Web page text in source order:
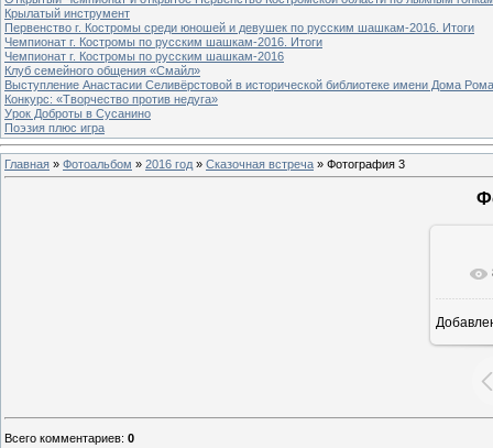
Крылатый инструмент
Первенство г. Костромы среди юношей и девушек по русским шашкам-2016. Итоги
Чемпионат г. Костромы по русским шашкам-2016. Итоги
Чемпионат г. Костромы по русским шашкам-2016
Клуб семейного общения «Смайл»
Выступление Анастасии Селивёрстовой в исторической библиотеке имени Дома
Конкурс: «Творчество против недуга»
Урок Доброты в Сусанино
Поэзия плюс игра
Главная » Фотоальбом » 2016 год » Сказочная встреча » Фотография 3
Всего комментариев: 0